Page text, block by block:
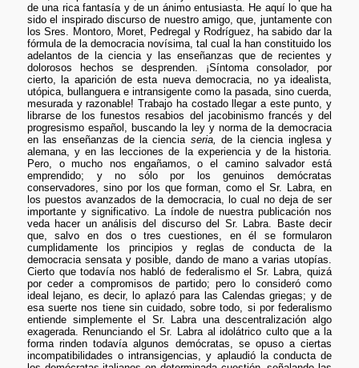
de una rica fantasía y de un ánimo entusiasta. He aquí lo que ha
sido el inspirado discurso de nuestro amigo, que, juntamente con
los Sres. Montoro, Moret, Pedregal y Rodríguez, ha sabido dar la
fórmula de la democracia novísima, tal cual la han constituido los
adelantos de la ciencia y las enseñanzas que de recientes y
dolorosos hechos se desprenden. ¡Síntoma consolador, por
cierto, la aparición de esta nueva democracia, no ya idealista,
utópica, bullanguera e intransigente como la pasada, sino cuerda,
mesurada y razonable! Trabajo ha costado llegar a este punto, y
librarse de los funestos resabios del jacobinismo francés y del
progresismo español, buscando la ley y norma de la democracia
en las enseñanzas de la ciencia seria,
de la ciencia inglesa y
alemana, y en las lecciones de la experiencia y de la historia.
Pero, o mucho nos engañamos, o el camino salvador está
emprendido; y no sólo por los genuinos demócratas
conservadores, sino por los que forman, como el Sr. Labra, en
los puestos avanzados de la democracia, lo cual no deja de ser
importante y significativo. La índole de nuestra publicación nos
veda hacer un análisis del discurso del Sr. Labra. Baste decir
que, salvo en dos o tres cuestiones, en él se formularon
cumplidamente los principios y reglas de conducta de la
democracia sensata y posible, dando de mano a varias utopías.
Cierto que todavía nos habló de federalismo el Sr. Labra, quizá
por ceder a compromisos de partido; pero lo consideró como
ideal lejano, es decir, lo aplazó para las Calendas griegas; y de
esa suerte nos tiene sin cuidado, sobre todo, si por federalismo
entiende simplemente el Sr. Labra una descentralización algo
exagerada. Renunciando el Sr. Labra al idolátrico culto que a la
forma rinden todavía algunos demócratas, se opuso a ciertas
incompatibilidades o intransigencias, y aplaudió la conducta de